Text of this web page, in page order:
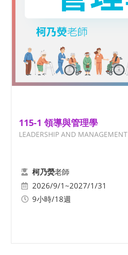
115-1 領導與管理學
LEADERSHIP AND MANAGEMENT
柯乃熒老師
2026/9/1~2027/1/31
9小時/18週